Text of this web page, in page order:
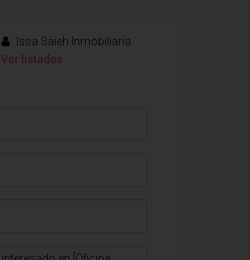
Issa Saieh Inmobiliaria
Ver listados